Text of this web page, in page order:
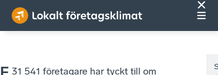
31 541 företagare har tyckt till om